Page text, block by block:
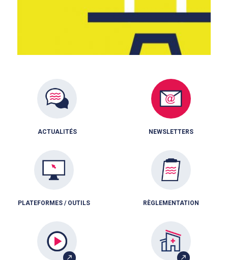
ACTUALITÉS NEWSLETTERS
PLATEFORMES / OUTILS RÈGLEMENTATION